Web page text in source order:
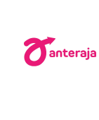
konten